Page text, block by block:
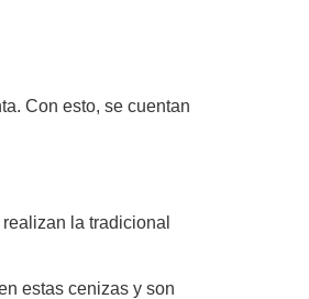
Con esto, se cuentan
la tradicional
estas cenizas y son